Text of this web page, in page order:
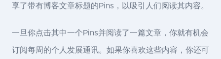
享了带有博客文章标题的Pins，以吸引人们阅读其内容。
一旦你点击其中一个Pins并阅读了一篇文章，你就有机会
订阅每周的个人发展通讯。如果你喜欢这些内容，你还可